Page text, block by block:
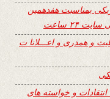
بمناسبت هفدهمین
۲۴ ساعت
و همدری و اعـــلانا ت
انتقادات و خواسته های